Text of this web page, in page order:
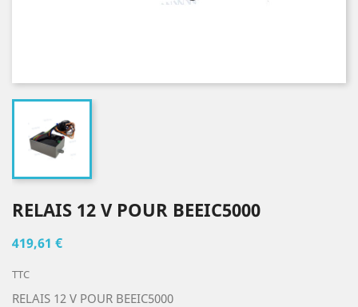
RELAIS 12 V POUR BEEIC5000
419,61 €
TTC
RELAIS 12 V POUR BEEIC5000